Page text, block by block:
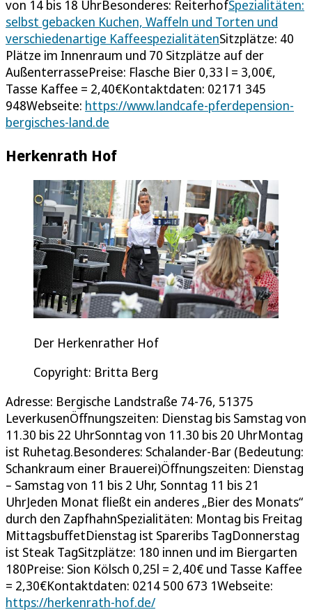
von 14 bis 18 UhrBesonderes: ReiterhofSpezialitäten:
selbst gebacken Kuchen, Waffeln und Torten und
verschiedenartige KaffeespezialitätenSitzplätze: 40
Plätze im Innenraum und 70 Sitzplätze auf der
AußenterrassePreise: Flasche Bier 0,33 l = 3,00€,
Tasse Kaffee = 2,40€Kontaktdaten: 02171 345
948Webseite: https://www.landcafe-pferdepension-
bergisches-land.de
Herkenrath Hof
Der Herkenrather Hof
Copyright: Britta Berg
Adresse: Bergische Landstraße 74-76, 51375
LeverkusenÖffnungszeiten: Dienstag bis Samstag von
11.30 bis 22 UhrSonntag von 11.30 bis 20 UhrMontag
ist Ruhetag.Besonderes: Schalander-Bar (Bedeutung:
Schankraum einer Brauerei)Öffnungszeiten: Dienstag
– Samstag von 11 bis 2 Uhr, Sonntag 11 bis 21
UhrJeden Monat fließt ein anderes „Bier des Monats“
durch den ZapfhahnSpezialitäten: Montag bis Freitag
MittagsbuffetDienstag ist Spareribs TagDonnerstag
ist Steak TagSitzplätze: 180 innen und im Biergarten
180Preise: Sion Kölsch 0,25l = 2,40€ und Tasse Kaffee
= 2,30€Kontaktdaten: 0214 500 673 1Webseite:
https://herkenrath-hof.de/